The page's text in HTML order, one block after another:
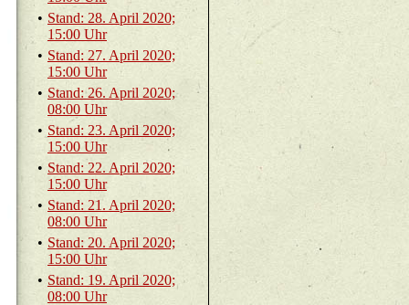
• Stand: 28. April 2020;
15:00 Uhr
• Stand: 27. April 2020;
15:00 Uhr
• Stand: 26. April 2020;
08:00 Uhr
• Stand: 23. April 2020;
15:00 Uhr
• Stand: 22. April 2020;
15:00 Uhr
• Stand: 21. April 2020;
08:00 Uhr
• Stand: 20. April 2020;
15:00 Uhr
• Stand: 19. April 2020;
08:00 Uhr